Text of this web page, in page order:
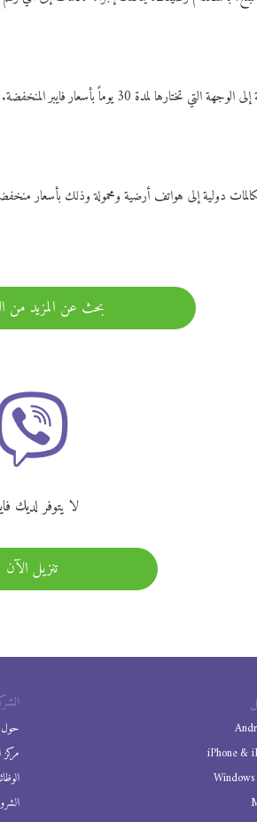
دولية إلى هواتف أرضية ومحمولة وذلك
بحث عن المزيد من
لا يتوفر لديك
تنزيل الآن
حول
iPhone &